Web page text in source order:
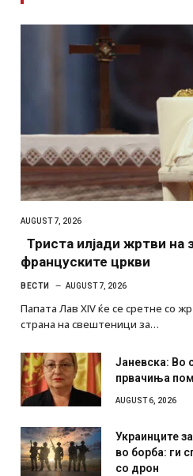
AUGUST 7, 2026
Триста илјади жртви на
француските цркви
ВЕСТИ AUGUST 7, 2026
Папата Лав XIV ќе се сретне со
страна на свештеници за…
Јаневска: Во
првачиња
AUGUST 6, 2026
Украинците
во борба: ги
со дрон